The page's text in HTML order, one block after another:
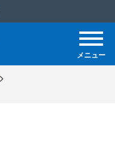
メニュー